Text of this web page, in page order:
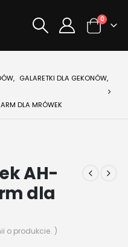
0
, GALARETKI DLA GEKONÓW,
DLA MRÓWEK
AH-
dla
o produkcie. )